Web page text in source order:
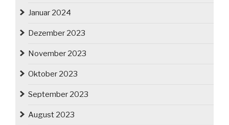
Januar 2024
Dezember 2023
November 2023
Oktober 2023
September 2023
August 2023